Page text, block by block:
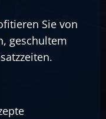
Sie von
geschultem